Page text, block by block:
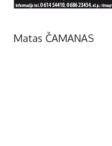
Matas ČAMANAS